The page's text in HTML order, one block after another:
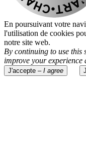
En poursuivant votre
l'utilisation de cookies
notre site web.
By continuing to use this
improve your experience
J'accepte – I agree